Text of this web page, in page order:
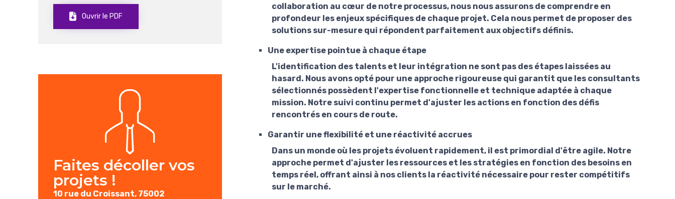
collaboration au cœur de notre processus, nous nous assurons de comprendre en
profondeur les enjeux spécifiques de chaque projet. Cela nous permet de proposer des
solutions sur-mesure qui répondent parfaitement aux objectifs définis.
Une expertise pointue à chaque étape
L'identification des talents et leur intégration ne sont pas des étapes laissées au
hasard. Nous avons opté pour une approche rigoureuse qui garantit que les consultants
sélectionnés possèdent l'expertise fonctionnelle et technique adaptée à chaque
mission. Notre suivi continu permet d'ajuster les actions en fonction des défis
rencontrés en cours de route.
Garantir une flexibilité et une réactivité accrues
Dans un monde où les projets évoluent rapidement, il est primordial d'être agile. Notre
approche permet d'ajuster les ressources et les stratégies en fonction des besoins en
temps réel, offrant ainsi à nos clients la réactivité nécessaire pour rester compétitifs
sur le marché.
Ouvrir le PDF
Faites décoller vos
projets !
10 rue du Croissant, 75002